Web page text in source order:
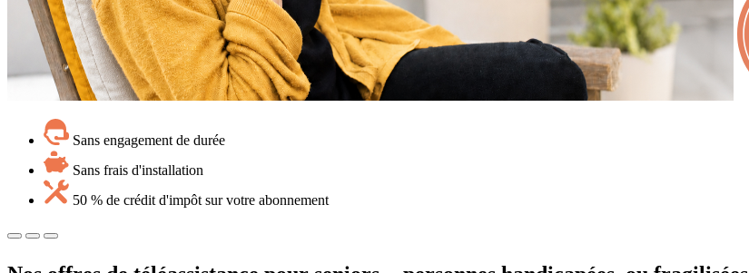
Sans engagement de durée
Sans frais d'installation
50 % de crédit d'impôt sur votre abonnement